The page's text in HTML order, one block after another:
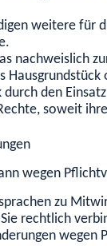
weitere für
nachweislich
durch den
soweit
wegen
zu
rechtlich
wegen